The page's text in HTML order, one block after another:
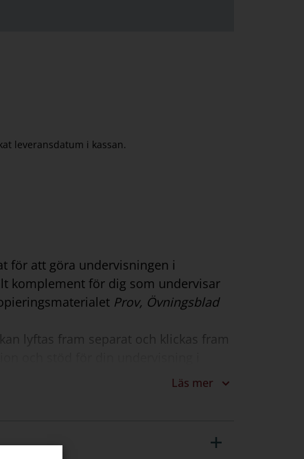
leveransdatum i kassan.
för att göra undervisningen i
komplement för dig som undervisar
Prov, Övningsblad
lyftas fram separat och klickas fram
Läs mer